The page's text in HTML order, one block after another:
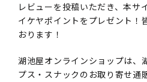
レビューを投稿いただき、本サ
イケヤポイントをプレゼント！
おります！
湖池屋オンラインショップは、
プス・スナックのお取り寄せ通